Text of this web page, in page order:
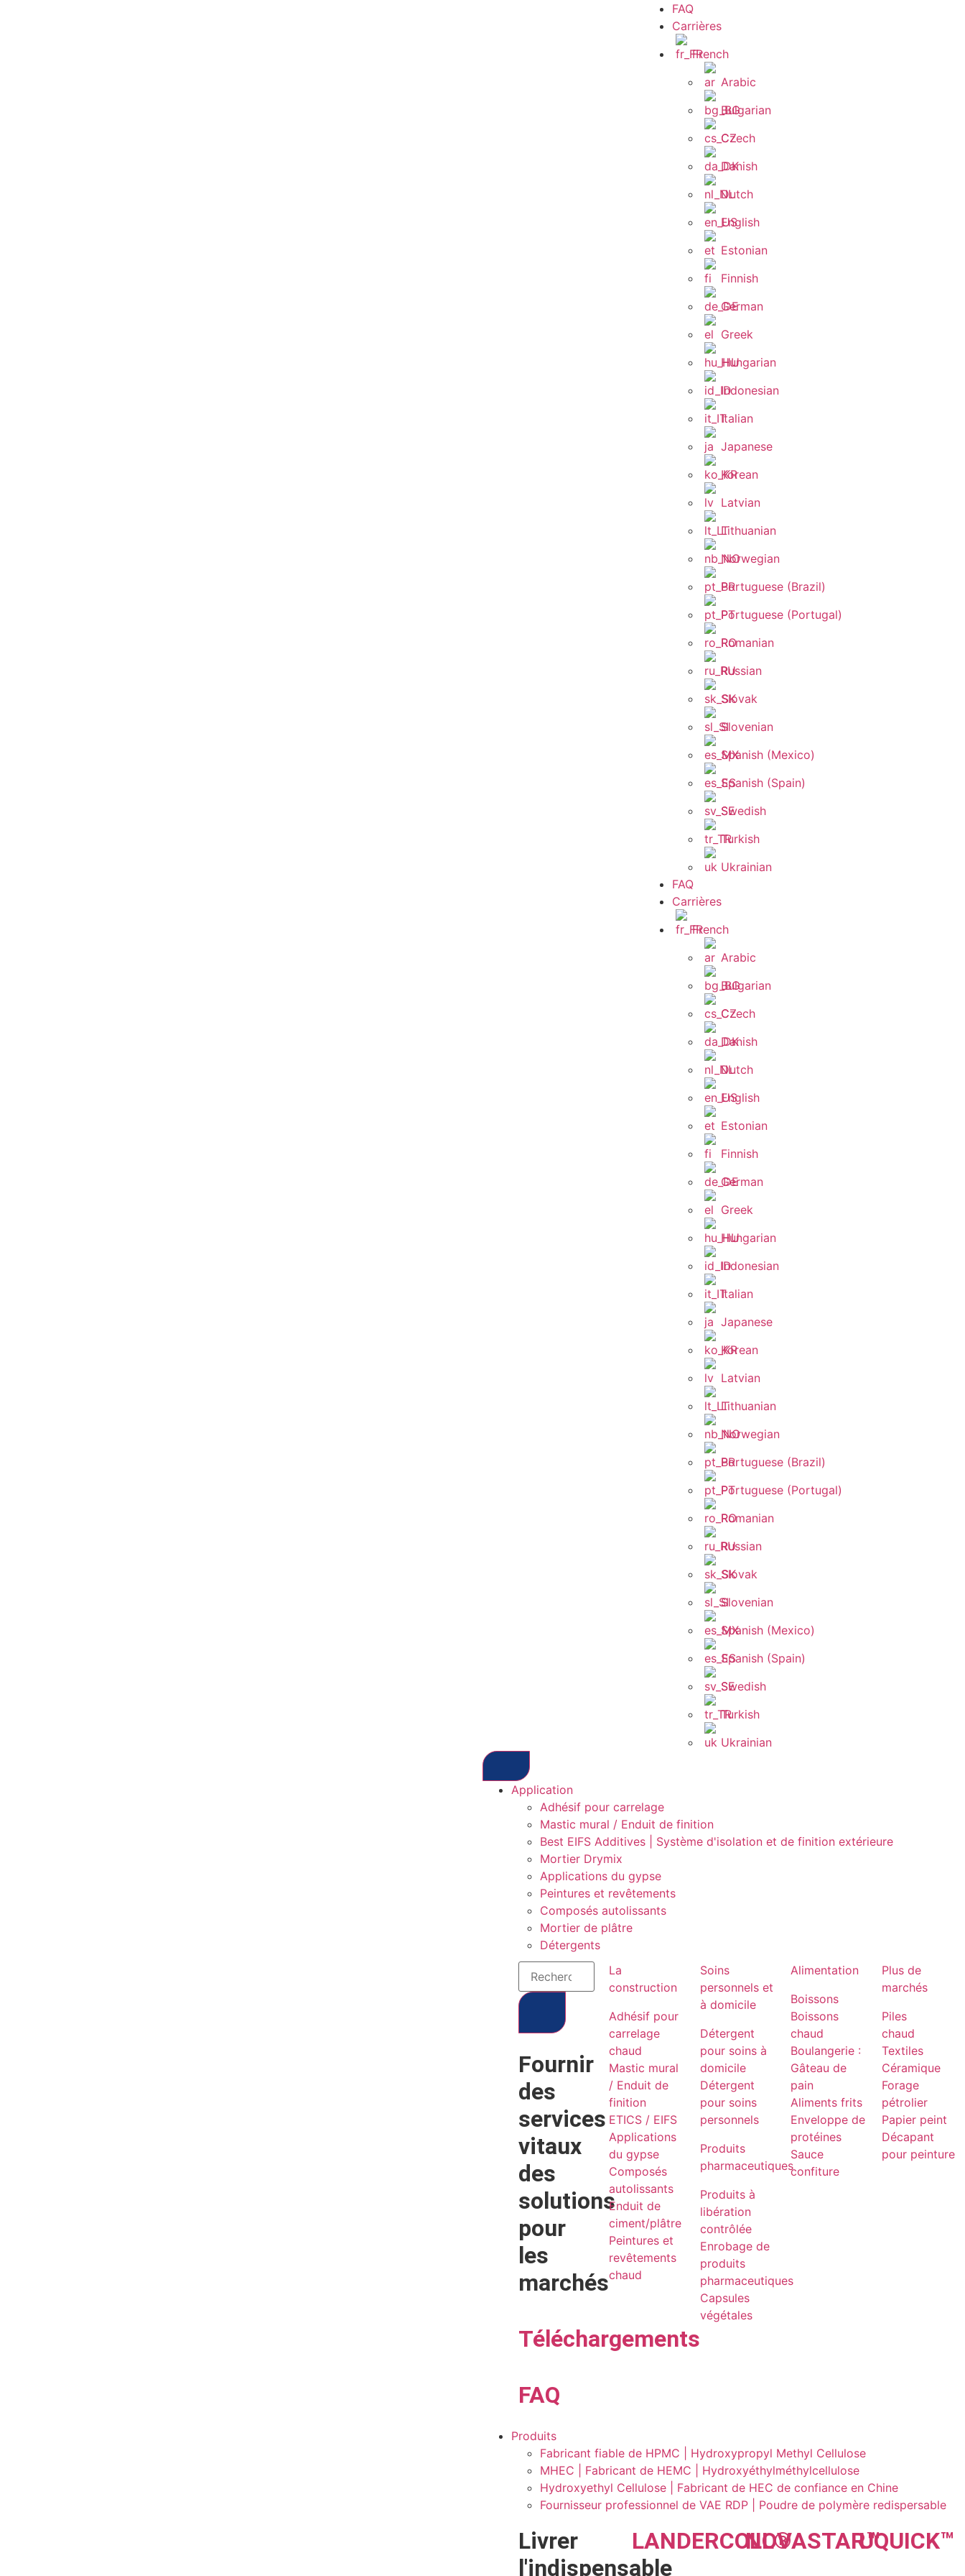
FAQ
Carrières
French
Arabic
Bulgarian
Czech
Danish
Dutch
English
Estonian
Finnish
German
Greek
Hungarian
Indonesian
Italian
Japanese
Korean
Latvian
Lithuanian
Norwegian
Portuguese (Brazil)
Portuguese (Portugal)
Romanian
Russian
Slovak
Slovenian
Spanish (Mexico)
Spanish (Spain)
Swedish
Turkish
Ukrainian
FAQ
Carrières
French
Arabic
Bulgarian
Czech
Danish
Dutch
English
Estonian
Finnish
German
Greek
Hungarian
Indonesian
Italian
Japanese
Korean
Latvian
Lithuanian
Norwegian
Portuguese (Brazil)
Portuguese (Portugal)
Romanian
Russian
Slovak
Slovenian
Spanish (Mexico)
Spanish (Spain)
Swedish
Turkish
Ukrainian
Application
Adhésif pour carrelage
Mastic mural / Enduit de finition
Best EIFS Additives | Système d'isolation et de finition extérieure
Mortier Drymix
Applications du gypse
Peintures et revêtements
Composés autolissants
Mortier de plâtre
Détergents
Fournir
des
services
vitaux
des
solutions
pour
les
marchés
Téléchargements
FAQ
La
construction
Adhésif pour
carrelage
chaud
Mastic mural
/ Enduit de
finition
ETICS / EIFS
Applications
du gypse
Composés
autolissants
Enduit de
ciment/plâtre
Peintures et
revêtements
chaud
Soins
personnels et
à domicile
Détergent
pour soins à
domicile
Détergent
pour soins
personnels
Produits
pharmaceutiques
Produits à
libération
contrôlée
Enrobage de
produits
pharmaceutiques
Capsules
végétales
Alimentation
Boissons
Boissons
chaud
Boulangerie :
Gâteau de
pain
Aliments frits
Enveloppe de
protéines
Sauce
confiture
Plus de
marchés
Piles
chaud
Textiles
Céramique
Forage
pétrolier
Papier peint
Décapant
pour peinture
Produits
Fabricant fiable de HPMC | Hydroxypropyl Methyl Cellulose
MHEC | Fabricant de HEMC | Hydroxyéthylméthylcellulose
Hydroxyethyl Cellulose | Fabricant de HEC de confiance en Chine
Fournisseur professionnel de VAE RDP | Poudre de polymère redispersable
Livrer
l'indispensable
LANDERCOLL®
NOVASTAR™
UQUICK™